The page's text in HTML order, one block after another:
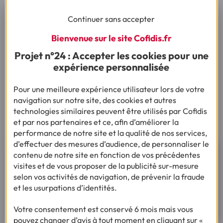
d’occasion ?
Un bateau neuf permet dedisposer d’une garantie
d’entretien à court terme. À l’inverse, un bateau d’occasion
peut être plus accessible, mais demande une vigilance
les organismes de financement proposent des solutions
adaptées.
Besoin d'un financement pour
réaliser votre projet ?
Continuer sans accepter
Bienvenue sur le site Cofidis.fr
Projet n°24 : Accepter les cookies pour une
expérience personnalisée
Pour une meilleure expérience utilisateur lors de votre
navigation sur notre site, des cookies et autres
technologies similaires peuvent être utilisés par Cofidis
et par nos partenaires et ce, afin d’améliorer la
performance de notre site et la qualité de nos services,
d’effectuer des mesures d’audience, de personnaliser le
contenu de notre site en fonction de vos précédentes
visites et de vous proposer de la publicité sur-mesure
selon vos activités de navigation, de prévenir la fraude
et les usurpations d’identités.
Votre consentement est conservé 6 mois mais vous
pouvez changer d’avis à tout moment en cliquant sur «